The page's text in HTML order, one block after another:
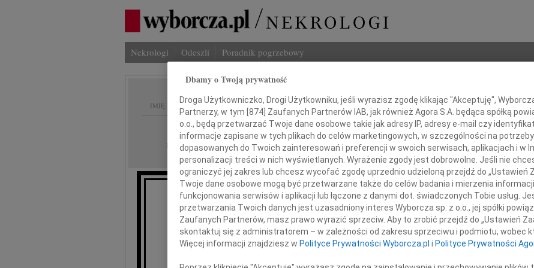
Nekrologi Odeszli Poradnik pogrzebowy
IMIĘ I NAZWISKO:
REGION: Warszawa
DATA EMISJI: 22.04.2026
Profesorowi
Imię i
INNE
Z
W
Dbamy o Twoją prywatność
Droga Użytkowniczko, Drogi Użytkowniku, jeśli wyrazisz zgodę klikając "Akceptuję",
Partnerzy, w tym [874] Zaufanych Partnerów IAB, jak również Agora S.A. będąca spółką
o.o., będą przetwarzać Twoje dane osobowe takie jak adresy IP, adresy e-mail czy
informacje zapisane w tych plikach do celów marketingowych, w szczególności na
dopasowanych do Twoich zainteresowań i preferencji w swoich serwisach, aplikacjach i w
personalizacji treści w nich wyświetlanych. Wyrażenie zgody jest dobrowolne. Jeśli nie
ograniczyć jej zakres lub chcesz wycofać zgodę uprzednio udzieloną przejdź do „Ustawień
Twoje dane osobowe mogą być przetwarzane także do celów badania i mierzenia
funkcjonowania serwisów i aplikacji lub łączone z danymi dot. świadczonych Tobie usług.
przetwarzania Twoich danych jest uzasadniony interes Wyborcza sp. z o.o., jej spółki
Zaufanych Partnerów, masz prawo wyrazić sprzeciw. Aby to zrobić przejdź do „Ustawień
skontaktuj się z administratorem – w zależności od zakresu sprzeciwu i podmiotu, wobec
Więcej informacji znajdziesz w Polityce Prywatności Wyborcza.pl i Polityce Prywatności